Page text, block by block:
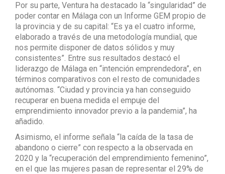
Por su parte, Ventura ha destacado la “singularidad” de
poder contar en Málaga con un Informe GEM propio de
la provincia y de su capital: “Es ya el cuatro informe,
elaborado a través de una metodología mundial, que
nos permite disponer de datos sólidos y muy
consistentes”. Entre sus resultados destacó el
liderazgo de Málaga en “intención emprendedora”, en
términos comparativos con el resto de comunidades
autónomas. “Ciudad y provincia ya han conseguido
recuperar en buena medida el empuje del
emprendimiento innovador previo a la pandemia”, ha
añadido.
Asimismo, el informe señala “la caída de la tasa de
abandono o cierre” con respecto a la observada en
2020 y la “recuperación del emprendimiento femenino”,
en el que las mujeres pasan de representar el 29% de